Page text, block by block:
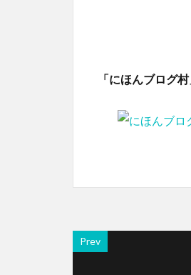
「にほんブログ
Prev